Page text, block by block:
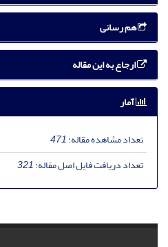
هم رسانی
ارجاع به این مقاله
آمار
تعداد مشاهده مقاله:471
تعداد دریافت فایل اصل مقاله:321